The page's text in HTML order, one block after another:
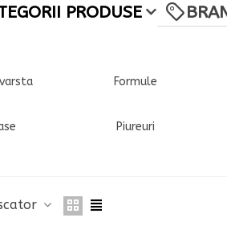
PRODUSE
Formule
Piureuri